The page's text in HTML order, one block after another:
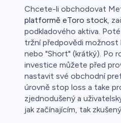
Chcete-li obchodovat
platformě eToro stock,
podkladového aktiva.
tržní předpovědi možnost
nebo "Short" (krátký). Po
investice můžete před
nastavit své obchodní
úrovně stop loss a take
zjednodušený a
jak začínajícím, tak